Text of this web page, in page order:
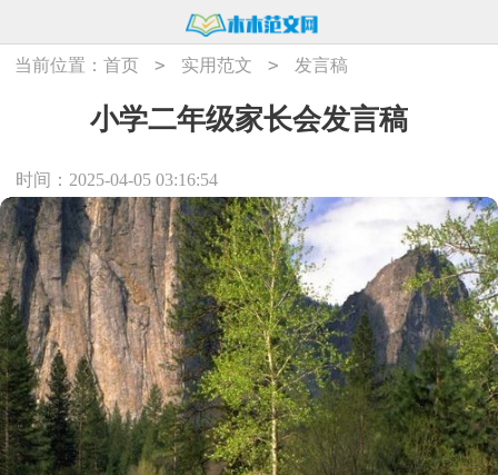
当前位置：首页 > 实用范文 > 发言稿
小学二年级家长会发言稿
时间：2025-04-05 03:16:54